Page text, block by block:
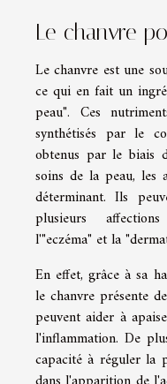
Le chanvre
Le chanvre est une
ce qui en fait un
peau". Ces
synthétisés par le
obtenus par le biais
soins de la peau, les
déterminant. Ils
plusieurs
l'"eczéma" et la
En effet, grâce à sa
le chanvre présente
peuvent aider à
l'inflammation. De
capacité à réguler la